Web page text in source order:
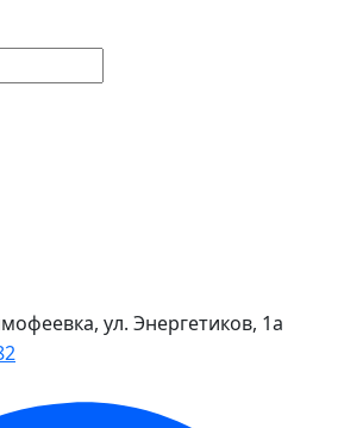
ул. Энергетиков, 1а